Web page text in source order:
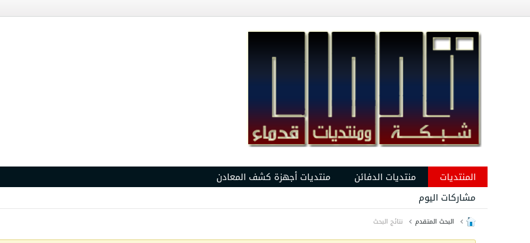
المنتديات منتديات الدفائن
منتديات أجهزة كشف المعادن
مشاركات اليوم
البحث المتقدم نتائج البحث